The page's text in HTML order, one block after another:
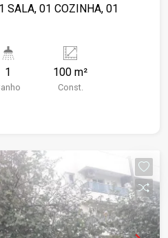
SALA, 01 COZINHA, 01
1 100 m²
Const.